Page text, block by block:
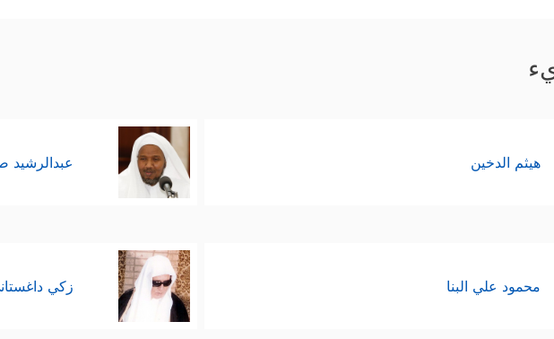
هيثم الدخين عبدالرشيد
محمود علي البنا زكي